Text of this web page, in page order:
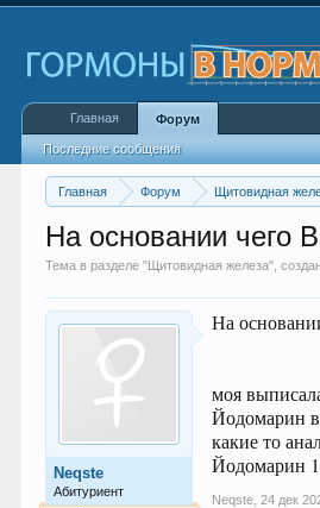
Главная Форум Щитовидная
На основании чего
Тема в разделе "Щитовидная железа",
Neqste
Абитуриент
На
моя
Йодомарин
какие то
Йодомарин
Neqste 24 дек
Главная Форум
Последние сообщения